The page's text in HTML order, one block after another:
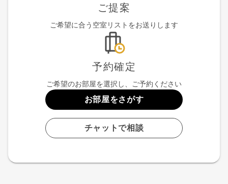
ご提案
ご希望に合う空室リストをお送りします
予約確定
ご希望のお部屋を選択し、ご予約ください
お部屋をさがす
チャットで相談